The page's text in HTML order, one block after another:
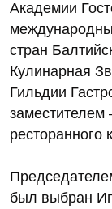
Академии
стран
Кулинарная
Гильдии
ресторанного
был выбран